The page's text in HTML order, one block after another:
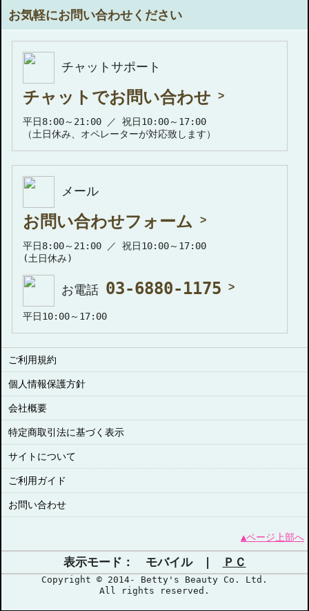
お気軽にお問い合わせください
チャットサポート
チャットでお問い合わせ
平日8:00～21:00 ／ 祝日10:00～17:00
（土日休み、オペレーターが対応致します）
メール
お問い合わせフォーム
平日8:00～21:00 ／ 祝日10:00～17:00
(土日休み)
お電話 03-6880-1175
平日10:00～17:00
ご利用規約
個人情報保護方針
会社概要
特定商取引法に基づく表示
サイトについて
ご利用ガイド
お問い合わせ
▲ページ上部へ
表示モード： モバイル | ＰＣ
Copyright © 2014- Betty's Beauty Co. Ltd.
All rights reserved.